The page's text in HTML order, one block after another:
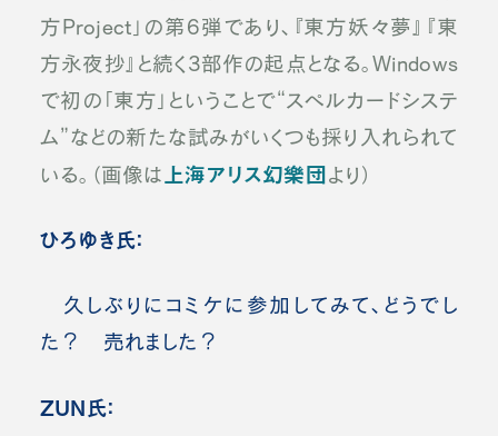
方Project」の第6弾であり、『東方妖々夢』『東
方永夜抄』と続く3部作の起点となる。Windows
で初の「東方」ということで“スペルカードシステ
ム”などの新たな試みがいくつも採り入れられて
いる。（画像は上海アリス幻樂団より）
ひろゆき氏：
久しぶりにコミケに参加してみて、どうでし
た？ 売れました？
ZUN氏：